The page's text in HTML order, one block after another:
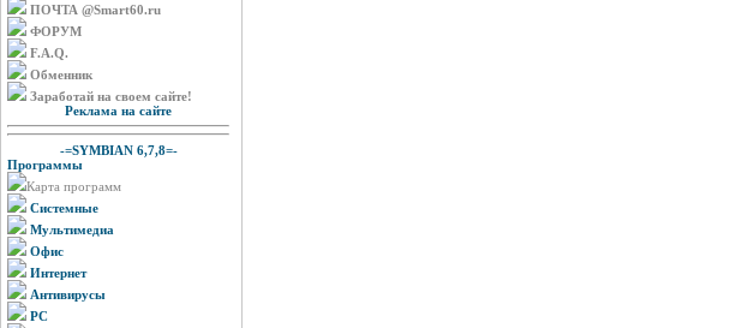
ПОЧТА @Smart60.ru
ФОРУМ
F.A.Q.
Обменник
Заработай на своем сайте!
Реклама на сайте
-=SYMBIAN 6,7,8=-
Программы
Карта программ
Системные
Мультимедиа
Офис
Интернет
Антивирусы
PC